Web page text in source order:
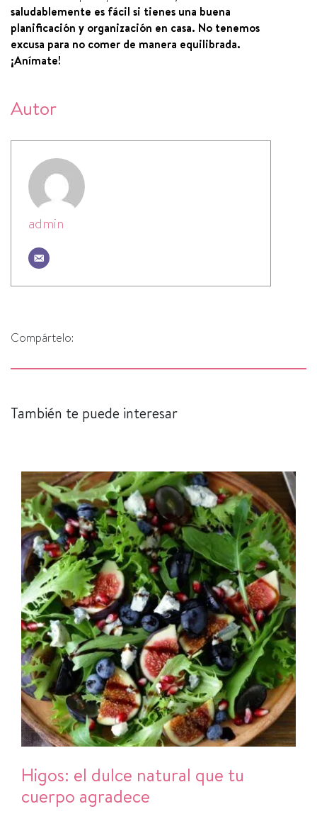
saludablemente es fácil si tienes una buena
planificación y organización en casa. No tenemos
excusa para no comer de manera equilibrada.
¡Anímate!
Autor
admin
Compártelo:
También te puede interesar
Higos: el dulce natural que tu
cuerpo agradece